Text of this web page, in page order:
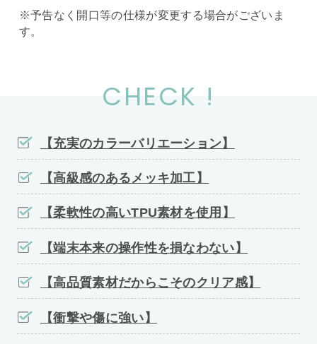
※予告なく開口等の仕様が変更する場合がございま
す。
CHECK !
【充実のカラーバリエーション】
【高級感のあるメッキ加工】
【柔軟性の高いTPU素材を使用】
【端末本来の操作性を損なわない】
【高品質素材だからこそのクリア感】
【衝撃や傷に強い】